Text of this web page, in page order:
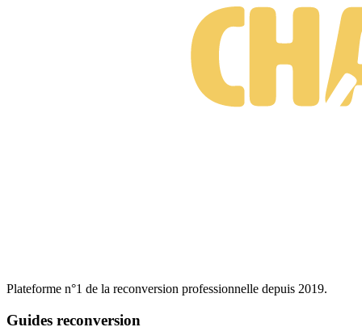
Plateforme n°1 de la reconversion professionnelle depuis 2019.
Guides reconversion